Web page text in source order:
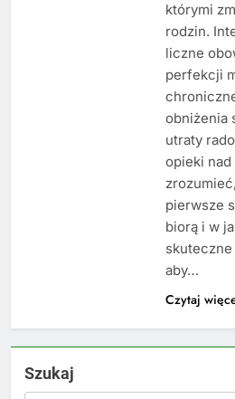
którymi
rodzin.
liczne
perfekcji
obniżenia
utraty
opieki
pierwsze
biorą i w
skuteczne
aby…
Czytaj
Szukaj